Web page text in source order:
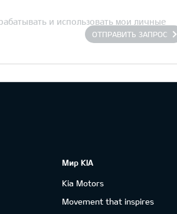
и использовать мои личные
ОТПРАВИТЬ ЗАПРОС
Мир KIA
Kia Motors
Movement that inspires